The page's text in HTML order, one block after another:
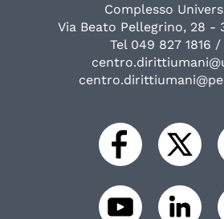
Complesso
Via Beato Pellegrino, 28 -
Tel 049 827 1816 /